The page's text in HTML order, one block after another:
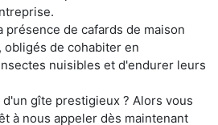
présence de cafards de maison
obligés de cohabiter en
nuisibles et d'endurer leurs
gîte prestigieux ? Alors vous
à nous appeler dès maintenant